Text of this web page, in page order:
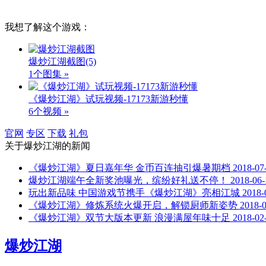
我想了解这个游戏：
爆炒江湖截图(5)
1个图集 »
《爆炒江湖》试玩视频-17173新游秒懂
6个视频 »
官网 专区 下载 礼包
关于爆炒江湖的新闻
《爆炒江湖》夏日嘉年华 金币百连抽引爆暑期档 2018-
爆炒江湖端午全新奖池曝光，缤纷好礼送不停！
2018-
玩出新品味 中国游戏节携手《爆炒江湖》亮相江城
《爆炒江湖》修炼系统火爆开启，解锁厨师新姿势 2018-
《爆炒江湖》双节大版本更新 浪漫满屋年味十足 2018-
爆炒江湖